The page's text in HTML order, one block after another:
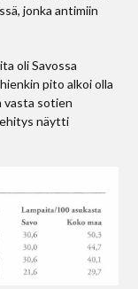
jonka antimiin
oli Savossa
pito alkoi olla
vasta sotien
näytti